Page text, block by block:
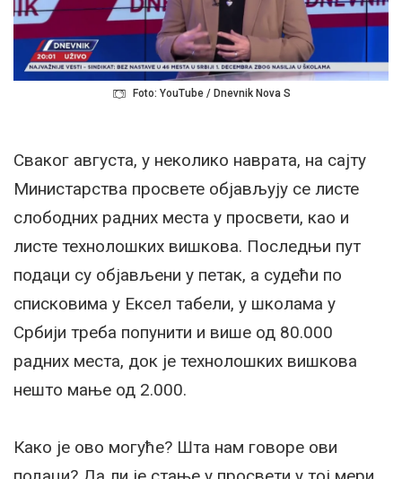
Foto: YouTube / Dnevnik Nova S
Сваког августа, у неколико наврата, на сајту
Министарства просвете објављују се листе
слободних радних места у просвети, као и
листе технолошких вишкова. Последњи пут
подаци су објављени у петак, а судећи по
списковима у Ексел табели, у школама у
Србији треба попунити и више од 80.000
радних места, док је технолошких вишкова
нешто мање од 2.000.
Како је ово могуће? Шта нам говоре ови